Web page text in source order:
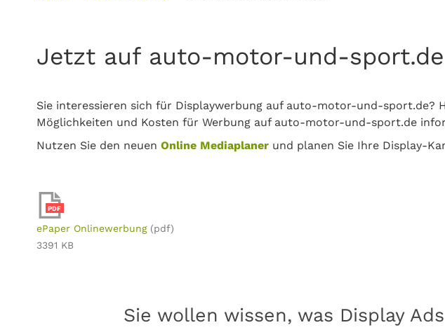
Jetzt auf auto-motor-und-
Sie interessieren sich für Displaywerbung auf auto-motor-und-sport.de?
Möglichkeiten und Kosten für Werbung auf auto-motor-und-sport.de
Nutzen Sie den neuen Online Mediaplaner und planen Sie Ihre Display-
PDF
ePaper Onlinewerbung (pdf)
3391 KB
Sie wollen wissen, was Display